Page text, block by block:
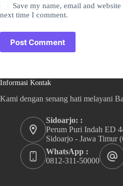
Save my name, email and
next time I comment.
Post Comment
Informasi Kontak
Kami dengan senang hati melayani
Sidoarjo: :
Perum Puri Indah ED
Sidoarjo - Jawa Timur
WhatsApp :
0812-311-50000